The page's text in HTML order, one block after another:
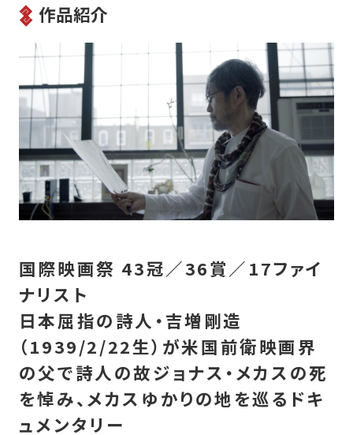
作品紹介
国際映画祭 43冠／36賞／17ファイ
ナリスト
日本屈指の詩人・吉増剛造
（1939/2/22生）が米国前衛映画界
の父で詩人の故ジョナス・メカスの死
を悼み、メカスゆかりの地を巡るドキ
ュメンタリー